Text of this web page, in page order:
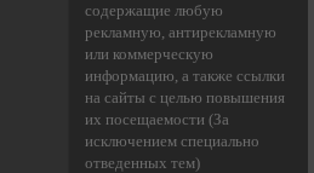
содержащие любую
рекламную, антирекламную
или коммерческую
информацию, а также ссылки
на сайты с целью повышения
их посещаемости (За
исключением специально
отведенных тем)